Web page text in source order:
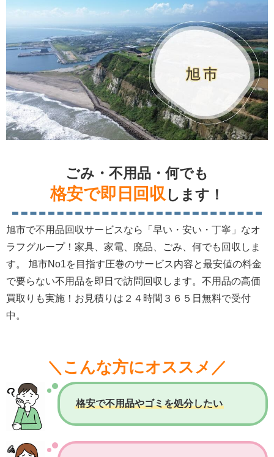
ごみ・不用品・何でも
格安で即日回収します！
旭市で不用品回収サービスなら「早い・安い・丁寧」なオ
ラフグループ！家具、家電、廃品、ごみ、何でも回収しま
す。 旭市No1を目指す圧巻のサービス内容と最安値の料金
で要らない不用品を即日で訪問回収します。不用品の高価
買取りも実施！お見積りは２４時間３６５日無料で受付
中。
＼こんな方にオススメ／
格安で不用品やゴミを処分したい